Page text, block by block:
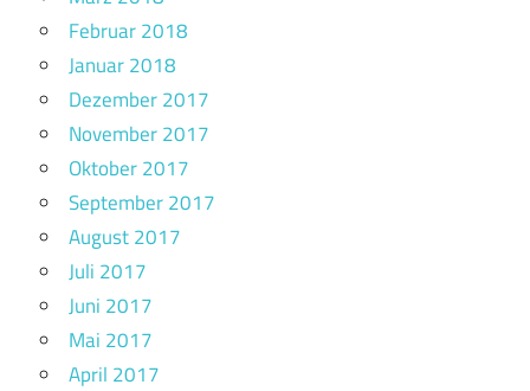
Februar 2018
Januar 2018
Dezember 2017
November 2017
Oktober 2017
September 2017
August 2017
Juli 2017
Juni 2017
Mai 2017
April 2017